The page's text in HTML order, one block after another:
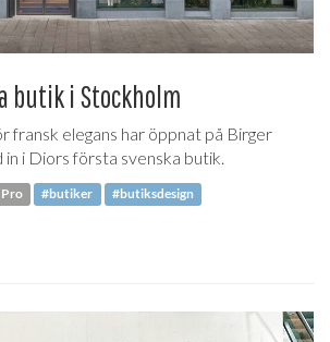
butik i Stockholm
fransk elegans har öppnat på Birger
in i Diors första svenska butik.
Pro #butiker #butiksdesign